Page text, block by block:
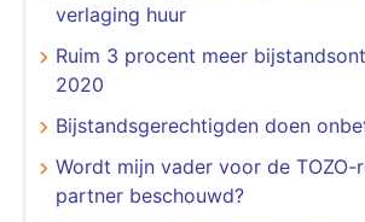
verlaging huur
Ruim 3 procent meer
2020
Bijstandsgerechtigden doen
Wordt mijn vader voor de TOZO-
partner beschouwd?